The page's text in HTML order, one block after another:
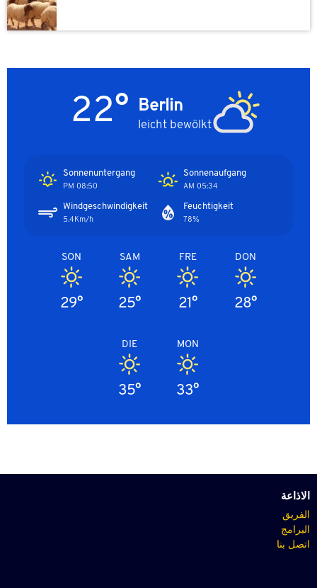
Berlin
leicht bewölkt
22°
Sonnenaufgang
05:34 AM
Sonnenuntergang
08:50 PM
Feuchtigkeit
78%
Windgeschwindigkeit
5.4Km/h
DON
28°
FRE
21°
SAM
25°
SON
29°
MON
33°
DIE
35°
الاذاعة
الفريق
البرامج
اتصل بنا